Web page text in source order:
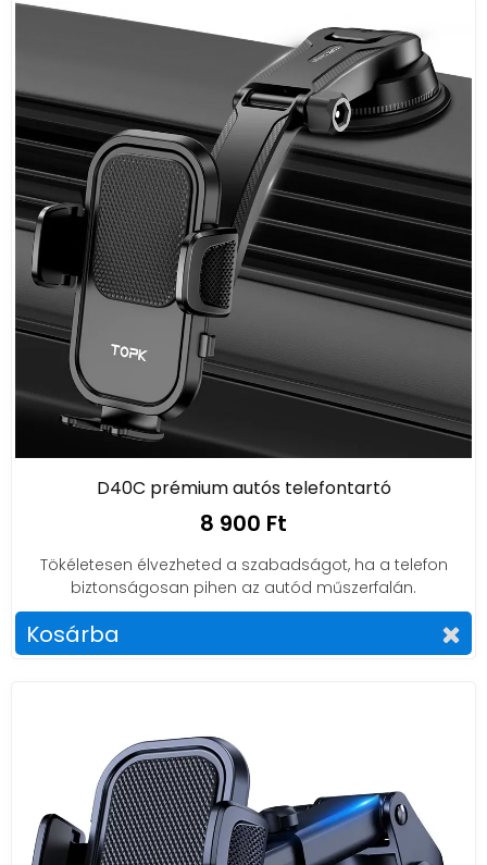
D40C prémium autós telefontartó
8 900 Ft
Tökéletesen élvezheted a szabadságot, ha a telefon
biztonságosan pihen az autód műszerfalán.
Kosárba